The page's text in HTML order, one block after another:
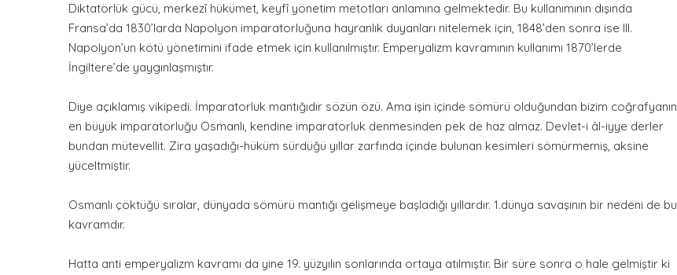
Diktatörlük gücü, merkezî hükümet, keyfî yönetim metotları anlamına gelmektedir. Bu kullanımının dışında
Fransa’da 1830’larda Napolyon imparatorluğuna hayranlık duyanları nitelemek için, 1848’den sonra ise III.
Napolyon’un kötü yönetimini ifade etmek için kullanılmıştır. Emperyalizm kavramının kullanımı 1870’lerde
İngiltere’de yaygınlaşmıştır.
Diye açıklamış vikipedi. İmparatorluk mantığıdır sözün özü. Ama işin içinde sömürü olduğundan bizim coğrafyanın
en büyük imparatorluğu Osmanlı, kendine imparatorluk denmesinden pek de haz almaz. Devlet-i âl-iyye derler
bundan mütevellit. Zira yaşadığı-hüküm sürdüğü yıllar zarfında içinde bulunan kesimleri sömürmemiş, aksine
yüceltmiştir.
Osmanlı çöktüğü sıralar, dünyada sömürü mantığı gelişmeye başladığı yıllardır. 1.dünya savaşının bir nedeni de bu
kavramdır.
Hatta anti emperyalizm kavramı da yine 19. yüzyılın sonlarında ortaya atılmıştır. Bir süre sonra o hale gelmiştir ki